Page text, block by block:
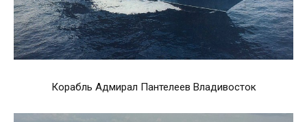
Корабль Адмирал Пантелеев Владивосток